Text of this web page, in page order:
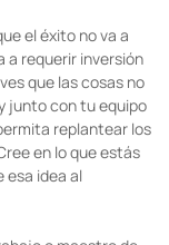
el éxito no va a
a requerir inversión
que las cosas no
junto con tu equipo
replantear los
en lo que estás
idea al